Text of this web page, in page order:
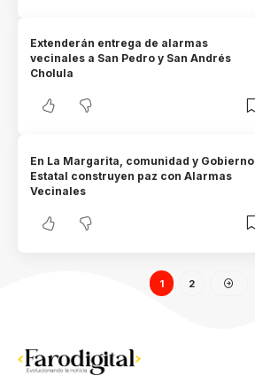
Extenderán entrega de alarmas
vecinales a San Pedro y San Andrés
Cholula
En La Margarita, comunidad y Gobierno
Estatal construyen paz con Alarmas
Vecinales
1 2